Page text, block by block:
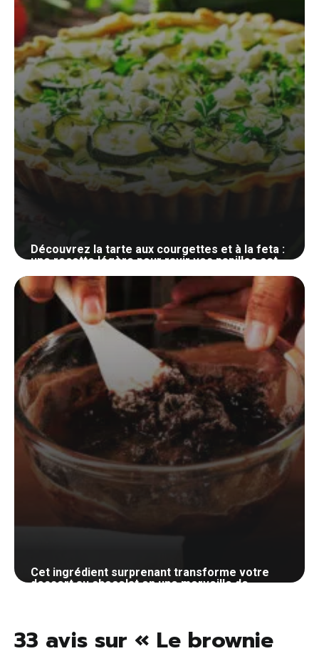
Découvrez la tarte aux courgettes et à la feta :
une recette légère pour ravir vos papilles cet
29 mai 2024
Cet ingrédient surprenant transforme votre
dessert au chocolat en une merveille de
33 avis sur « Le brownie